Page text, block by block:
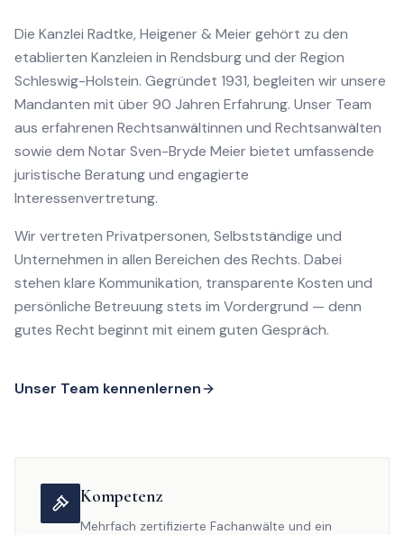
Die Kanzlei Radtke, Heigener & Meier gehört zu den
etablierten Kanzleien in Rendsburg und der Region
Schleswig-Holstein. Gegründet 1931, begleiten wir unsere
Mandanten mit über 90 Jahren Erfahrung. Unser Team
aus erfahrenen Rechtsanwältinnen und Rechtsanwälten
sowie dem Notar Sven-Bryde Meier bietet umfassende
juristische Beratung und engagierte
Interessenvertretung.
Wir vertreten Privatpersonen, Selbstständige und
Unternehmen in allen Bereichen des Rechts. Dabei
stehen klare Kommunikation, transparente Kosten und
persönliche Betreuung stets im Vordergrund — denn
gutes Recht beginnt mit einem guten Gespräch.
Unser Team kennenlernen
Kompetenz
Mehrfach zertifizierte Fachanwälte und ein